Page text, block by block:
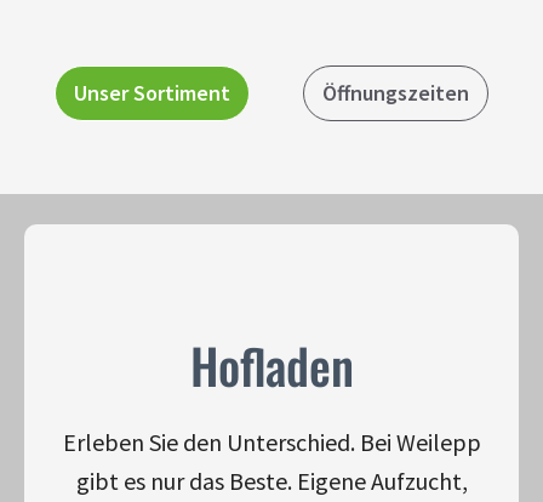
Unser Sortiment Öffnungszeiten
Hofladen
Erleben Sie den Unterschied. Bei Weilepp
gibt es nur das Beste. Eigene Aufzucht,